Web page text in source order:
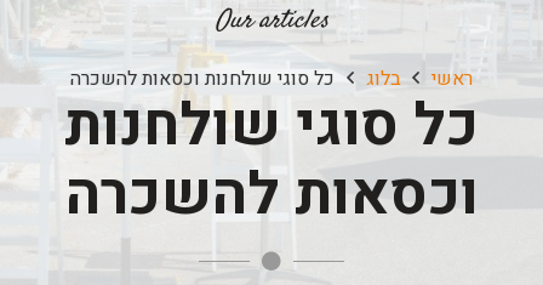
Our articles
ראשי בלוג כל סוגי שולחנות וכסאות להשכרה
כל סוגי שולחנות
וכסאות להשכרה